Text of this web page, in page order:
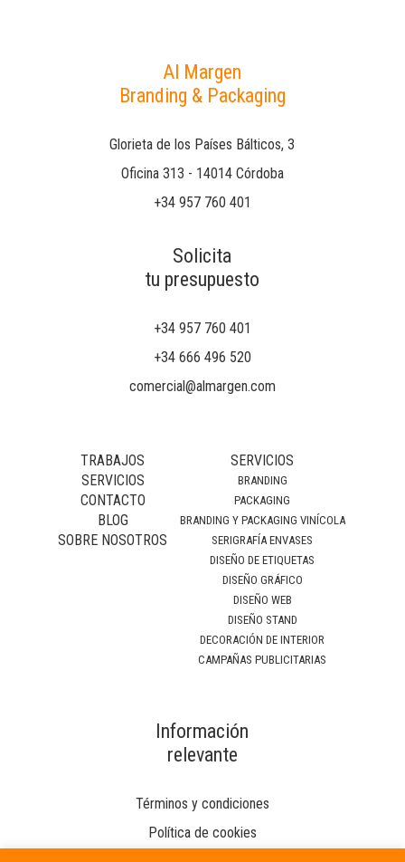
Al Margen
Branding & Packaging
Glorieta de los Países Bálticos, 3
Oficina 313 - 14014 Córdoba
+34 957 760 401
Solicita
tu presupuesto
+34 957 760 401
+34 666 496 520
comercial@almargen.com
TRABAJOS
SERVICIOS
CONTACTO
BLOG
SOBRE NOSOTROS
SERVICIOS
BRANDING
PACKAGING
BRANDING Y PACKAGING VINÍCOLA
SERIGRAFÍA ENVASES
DISEÑO DE ETIQUETAS
DISEÑO GRÁFICO
DISEÑO WEB
DISEÑO STAND
DECORACIÓN DE INTERIOR
CAMPAÑAS PUBLICITARIAS
Información
relevante
Términos y condiciones
Política de cookies